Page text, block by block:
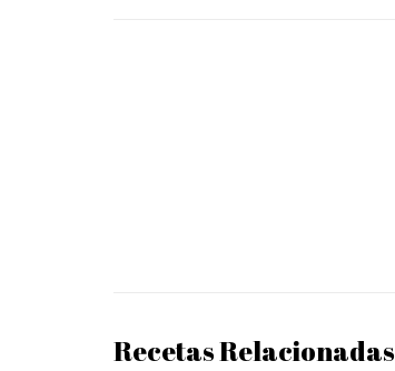
Recetas Relacionadas